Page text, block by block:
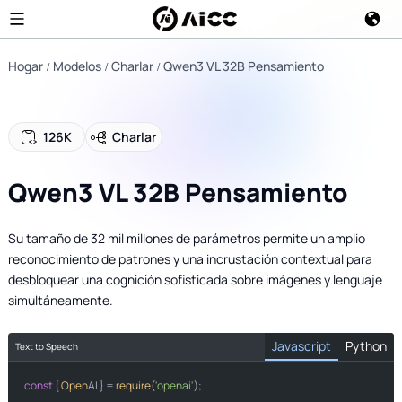
Hogar Modelos Charlar Qwen3 VL 32B Pensamiento
126K Charlar
Qwen3 VL 32B Pensamiento
Su tamaño de 32 mil millones de parámetros permite un amplio
reconocimiento de patrones y una incrustación contextual para
desbloquear una cognición sofisticada sobre imágenes y lenguaje
simultáneamente.
Text to Speech Javascript Python
const { OpenAI } = require('openai');
import